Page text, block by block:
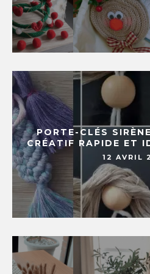
PORTE-CLÉS
CRÉATIF RAPIDE ET
12 AVRIL